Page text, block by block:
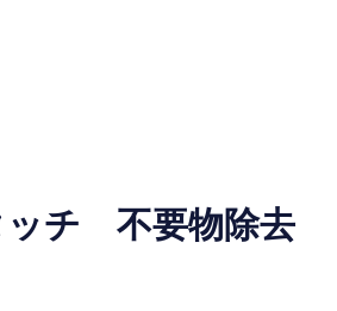
チ 不要物除去